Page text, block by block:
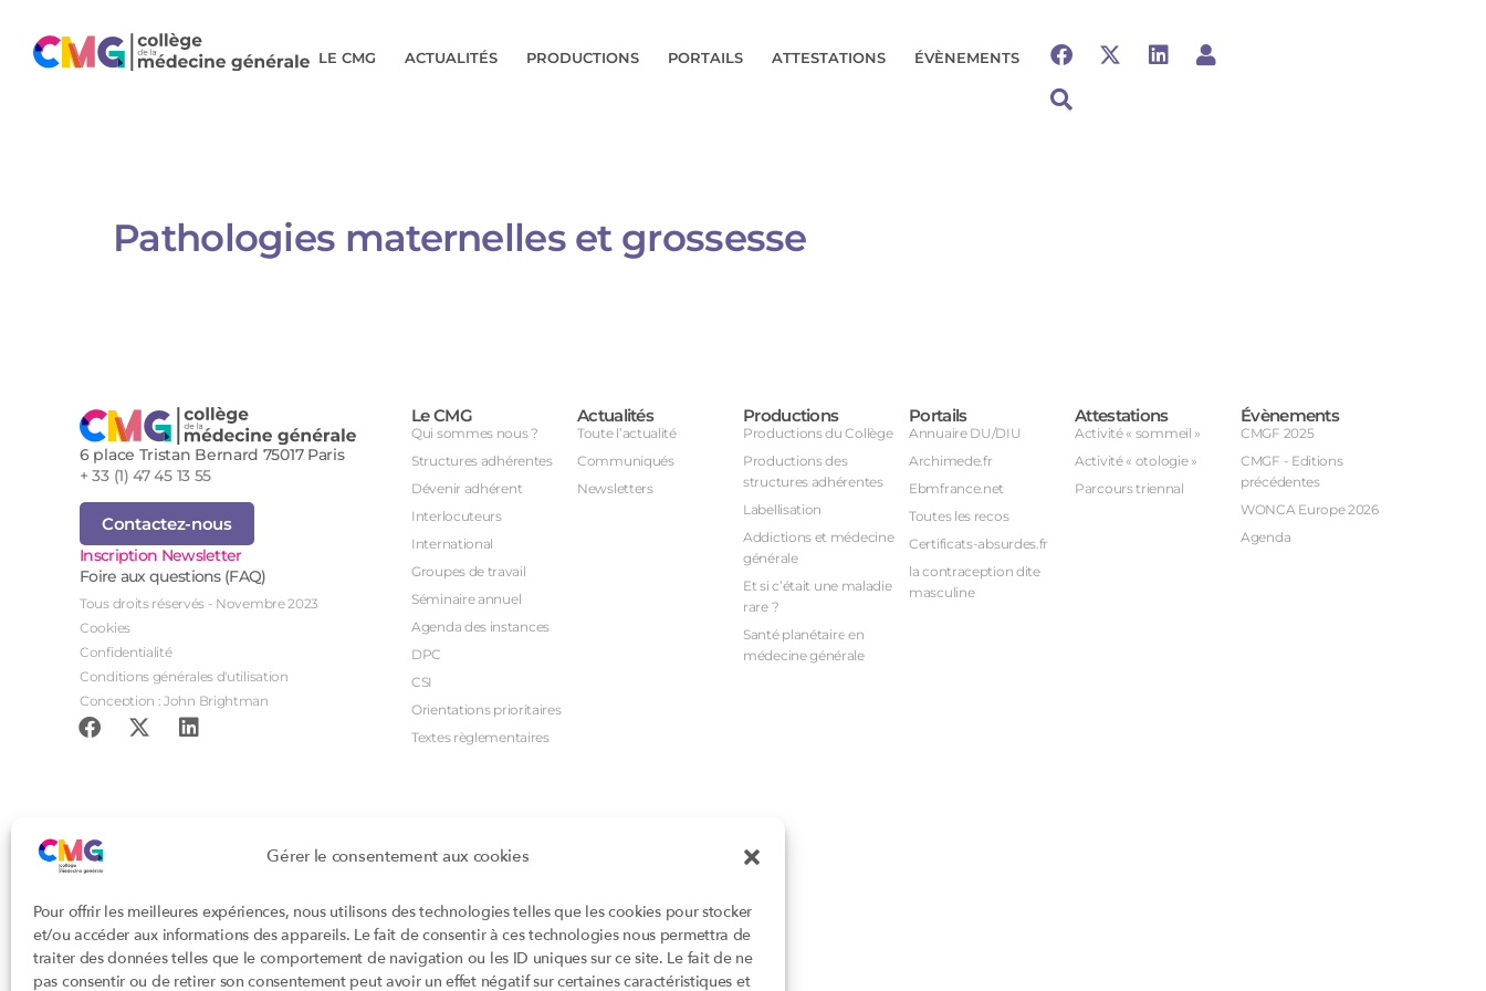
Gérer le consentement aux cookies
Pour offrir les meilleures expériences, nous utilisons des technologies telles que les cookies pour stocker
et/ou accéder aux informations des appareils. Le fait de consentir à ces technologies nous permettra de
traiter des données telles que le comportement de navigation ou les ID uniques sur ce site. Le fait de ne
pas consentir ou de retirer son consentement peut avoir un effet négatif sur certaines caractéristiques et
LE CMG ACTUALITÉS PRODUCTIONS PORTAILS ATTESTATIONS ÉVÈNEMENTS
Pathologies maternelles et grossesse
6 place Tristan Bernard 75017 Paris
+ 33 (1) 47 45 13 55
Contactez-nous
Inscription Newsletter
Foire aux questions (FAQ)
Tous droits réservés - Novembre 2023
Cookies
Confidentialité
Conditions générales d'utilisation
Conception : John Brightman
Le CMG
Qui sommes nous ?
Structures adhérentes
Dévenir adhérent
Interlocuteurs
International
Groupes de travail
Séminaire annuel
Agenda des instances
DPC
CSI
Orientations prioritaires
Textes règlementaires
Actualités
Toute l’actualité
Communiqués
Newsletters
Productions
Productions du Collège
Productions des
structures adhérentes
Labellisation
Addictions et médecine
générale
Et si c’était une maladie
rare ?
Santé planétaire en
médecine générale
Portails
Annuaire DU/DIU
Archimede.fr
Ebmfrance.net
Toutes les recos
Certificats-absurdes.fr
la contraception dite
masculine
Attestations
Activité « sommeil »
Activité « otologie »
Parcours triennal
Évènements
CMGF 2025
CMGF - Editions
précédentes
WONCA Europe 2026
Agenda